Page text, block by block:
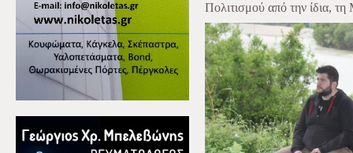
Πολιτισμού από την ίδια,